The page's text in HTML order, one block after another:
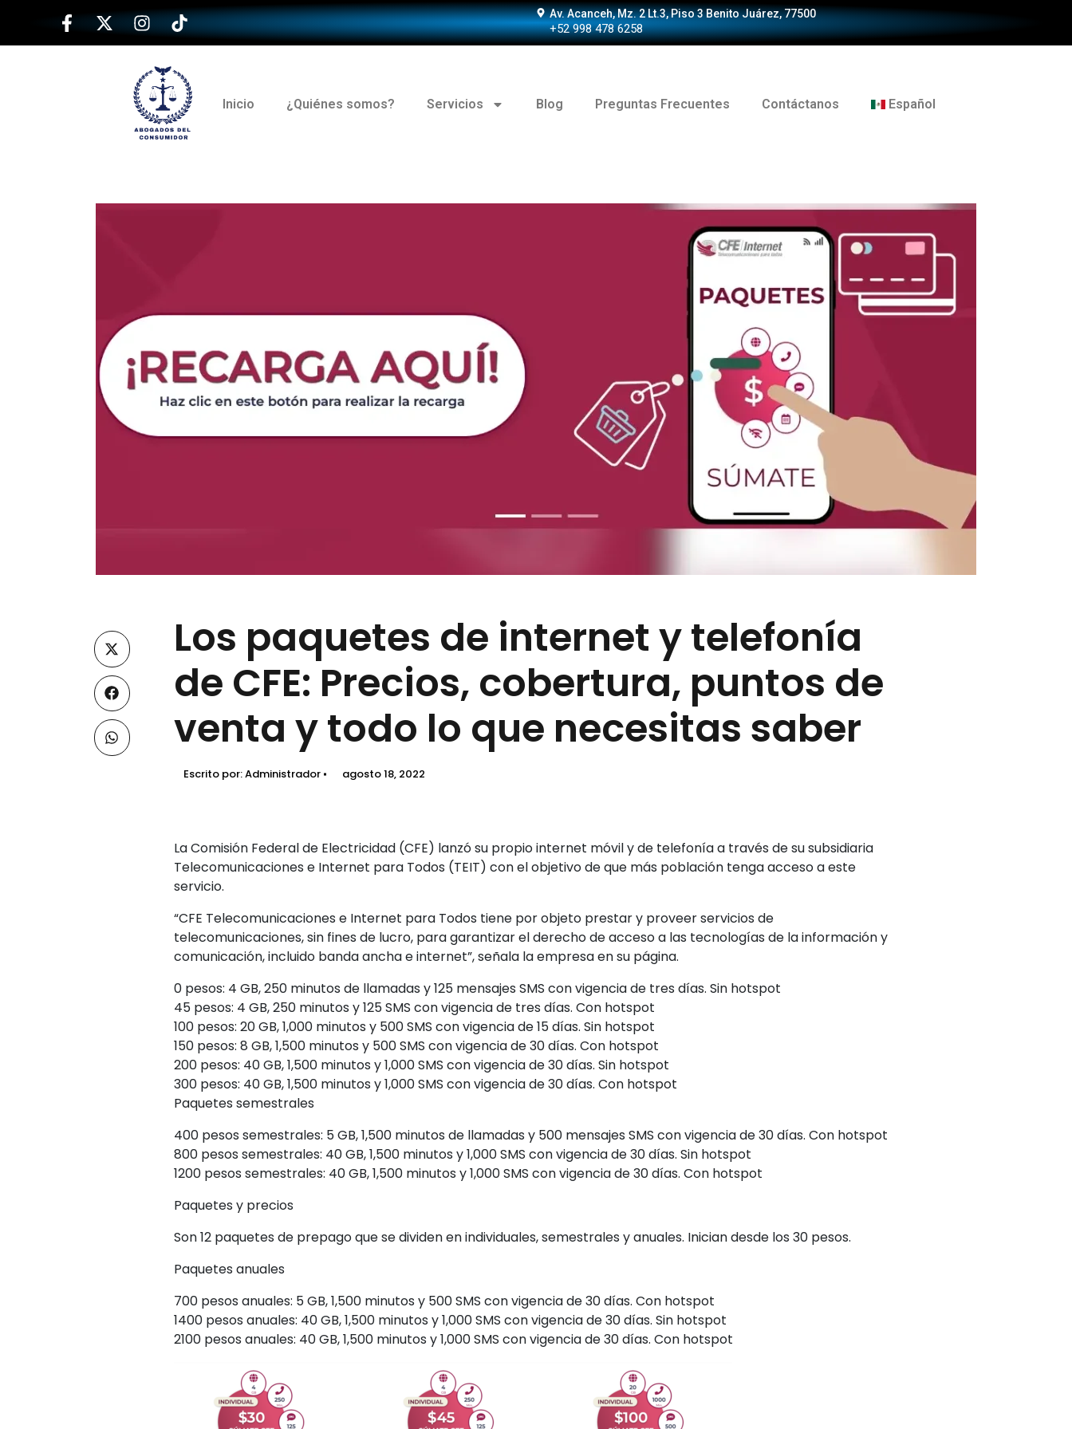
Av. Acanceh, Mz. 2 Lt.3, Piso 3 Benito Juárez, 77500
+52 998 478 6258
Inicio ¿Quiénes somos? Servicios Blog Preguntas Frecuentes Contáctanos Español
Los paquetes de internet y telefonía
de CFE: Precios, cobertura, puntos de
venta y todo lo que necesitas saber
Escrito por:Administrador agosto 18, 2022
La Comisión Federal de Electricidad (CFE) lanzó su propio internet móvil y de telefonía a través de su subsidiaria
Telecomunicaciones e Internet para Todos (TEIT) con el objetivo de que más población tenga acceso a este
servicio.
“CFE Telecomunicaciones e Internet para Todos tiene por objeto prestar y proveer servicios de
telecomunicaciones, sin fines de lucro, para garantizar el derecho de acceso a las tecnologías de la información y
comunicación, incluido banda ancha e internet”, señala la empresa en su página.
0 pesos: 4 GB, 250 minutos de llamadas y 125 mensajes SMS con vigencia de tres días. Sin hotspot
45 pesos: 4 GB, 250 minutos y 125 SMS con vigencia de tres días. Con hotspot
100 pesos: 20 GB, 1,000 minutos y 500 SMS con vigencia de 15 días. Sin hotspot
150 pesos: 8 GB, 1,500 minutos y 500 SMS con vigencia de 30 días. Con hotspot
200 pesos: 40 GB, 1,500 minutos y 1,000 SMS con vigencia de 30 días. Sin hotspot
300 pesos: 40 GB, 1,500 minutos y 1,000 SMS con vigencia de 30 días. Con hotspot
Paquetes semestrales
400 pesos semestrales: 5 GB, 1,500 minutos de llamadas y 500 mensajes SMS con vigencia de 30 días. Con hotspot
800 pesos semestrales: 40 GB, 1,500 minutos y 1,000 SMS con vigencia de 30 días. Sin hotspot
1200 pesos semestrales: 40 GB, 1,500 minutos y 1,000 SMS con vigencia de 30 días. Con hotspot
Paquetes y precios
Son 12 paquetes de prepago que se dividen en individuales, semestrales y anuales. Inician desde los 30 pesos.
Paquetes anuales
700 pesos anuales: 5 GB, 1,500 minutos y 500 SMS con vigencia de 30 días. Con hotspot
1400 pesos anuales: 40 GB, 1,500 minutos y 1,000 SMS con vigencia de 30 días. Sin hotspot
2100 pesos anuales: 40 GB, 1,500 minutos y 1,000 SMS con vigencia de 30 días. Con hotspot